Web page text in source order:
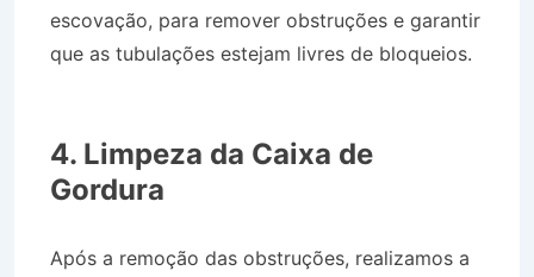
escovação, para remover obstruções e garantir
que as tubulações estejam livres de bloqueios.
4. Limpeza da Caixa de
Gordura
Após a remoção das obstruções, realizamos a